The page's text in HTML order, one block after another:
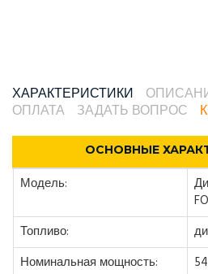
ХАРАКТЕРИСТИКИ
ОПЛАТА
ЗАДАТЬ ВОПРОС
ОСНОВНЫЕ
Модель:
Топливо:
Номинальная мощность: